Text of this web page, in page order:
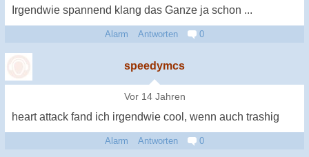
Irgendwie spannend klang das Ganze ja schon ...
Alarm Antworten 0
speedymcs
Vor 14 Jahren
heart attack fand ich irgendwie cool, wenn auch trashig
Alarm Antworten 0